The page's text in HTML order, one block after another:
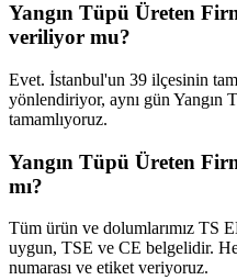
Yangın Tüpü Üreten
veriliyor mu?
Evet. İstanbul'un 39 ilçesinin
yönlendiriyor, aynı gün Yangın
tamamlıyoruz.
Yangın Tüpü Üreten
mı?
Tüm ürün ve dolumlarımız TS
uygun, TSE ve CE belgelidir.
numarası ve etiket veriyoruz.